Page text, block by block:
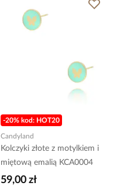
-20% kod: HOT20
Candyland
Kolczyki złote z motylkiem i
miętową emalią KCA0004
59,00 zł